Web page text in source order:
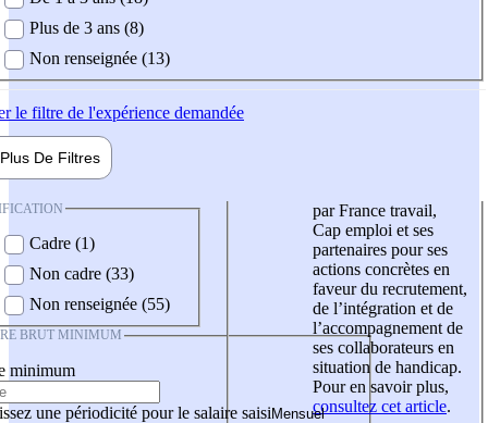
Plus de 3 ans (8)
Non renseignée (13)
le filtre de l'expérience demandée
Plus De Filtres
Cadre (1)
Non cadre (33)
Non renseignée (55)
BRUT MINIMUM
minimum
une périodicité pour le salaire saisi
par France travail,
Cap emploi et ses
partenaires pour ses
actions concrètes en
faveur du recrutement,
de l’intégration et de
l’accompagnement de
ses collaborateurs en
situation de handicap.
Pour en savoir plus,
consultez cet article.